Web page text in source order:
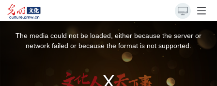
The media could not be loaded, either because the server or
network failed or because the format is not supported.